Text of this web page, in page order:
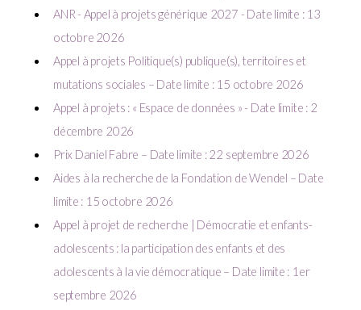
ANR - Appel à projets générique 2027 - Date limite : 13
octobre 2026
Appel à projets Politique(s) publique(s), territoires et
mutations sociales – Date limite : 15 octobre 2026
Appel à projets : « Espace de données » - Date limite : 2
décembre 2026
Prix Daniel Fabre – Date limite : 22 septembre 2026
Aides à la recherche de la Fondation de Wendel – Date
limite : 15 octobre 2026
Appel à projet de recherche | Démocratie et enfants-
adolescents : la participation des enfants et des
adolescents à la vie démocratique – Date limite : 1er
septembre 2026